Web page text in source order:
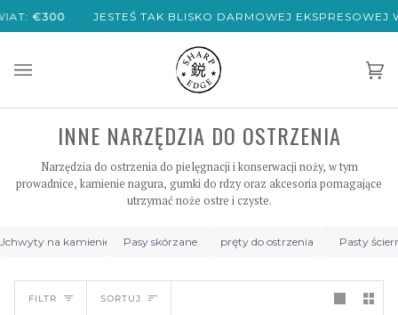
do
JESTEŚ TAK BLISKO DARMOWEJ EKSPRESOWEJ
INNE NARZĘDZIA DO OSTRZENIA
Narzędzia do ostrzenia do pielęgnacji i konserwacji noży, w tym
prowadnice, kamienie nagura, gumki do rdzy oraz akcesoria pomagające
utrzymać noże ostre i czyste.
na kamienie Pasy skórzane pręty do ostrzenia Pasty
FILTR SORTUJ
SORTUJ